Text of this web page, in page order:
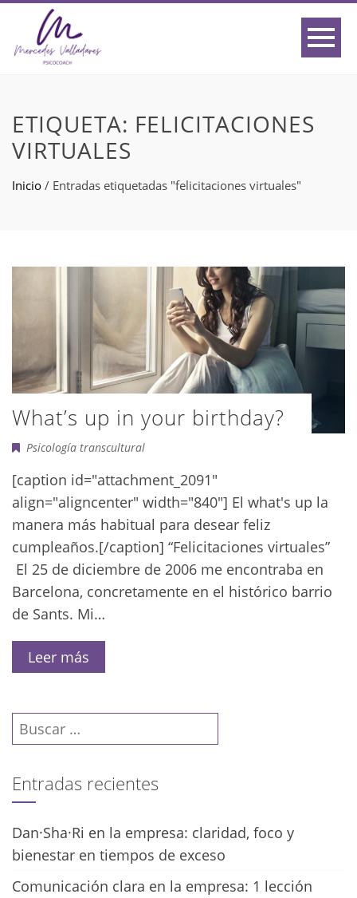
ETIQUETA: FELICITACIONES
VIRTUALES
Inicio / Entradas etiquetadas "felicitaciones virtuales"
What’s up in your birthday?
Psicología transcultural
[caption id="attachment_2091"
align="aligncenter" width="840"] El what's up la
manera más habitual para desear feliz
cumpleaños.[/caption] “Felicitaciones virtuales”
El 25 de diciembre de 2006 me encontraba en
Barcelona, concretamente en el histórico barrio
de Sants. Mi…
Leer más
Buscar:
Entradas recientes
Dan·Sha·Ri en la empresa: claridad, foco y
bienestar en tiempos de exceso
Comunicación clara en la empresa: 1 lección